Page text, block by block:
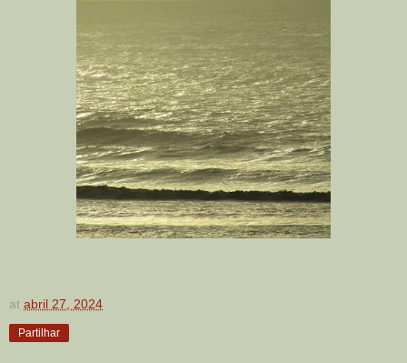
at abril 27, 2024
Partilhar